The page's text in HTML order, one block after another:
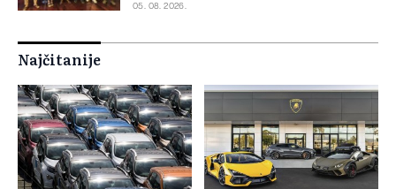
05. 08. 2026.
Najčitanije